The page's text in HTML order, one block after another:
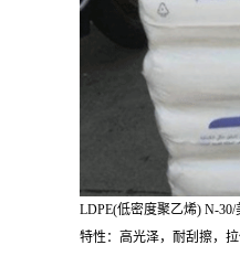
LDPE(低密度聚乙烯) N-30/
特性：高光泽，耐刮擦，